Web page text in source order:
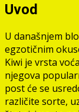
Uvod
U današnjem
egzotičnim
Kiwi je vrsta
njegova
post će se
različite sorte,